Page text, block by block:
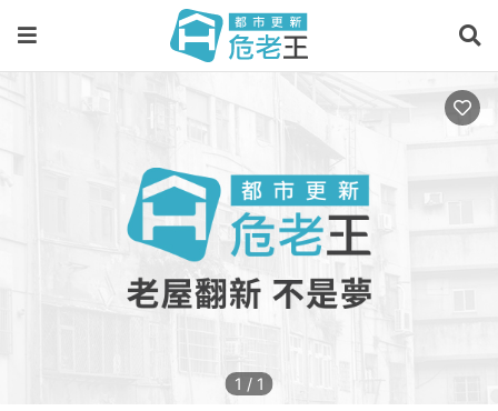
1 / 1